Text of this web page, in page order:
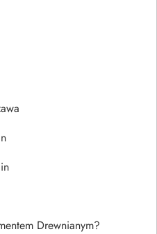
Drewnianym?